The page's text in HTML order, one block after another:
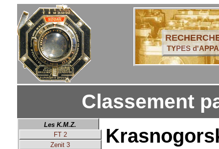
TYPES
Classement
Les K.M.Z.
FT 2
Zenit 3